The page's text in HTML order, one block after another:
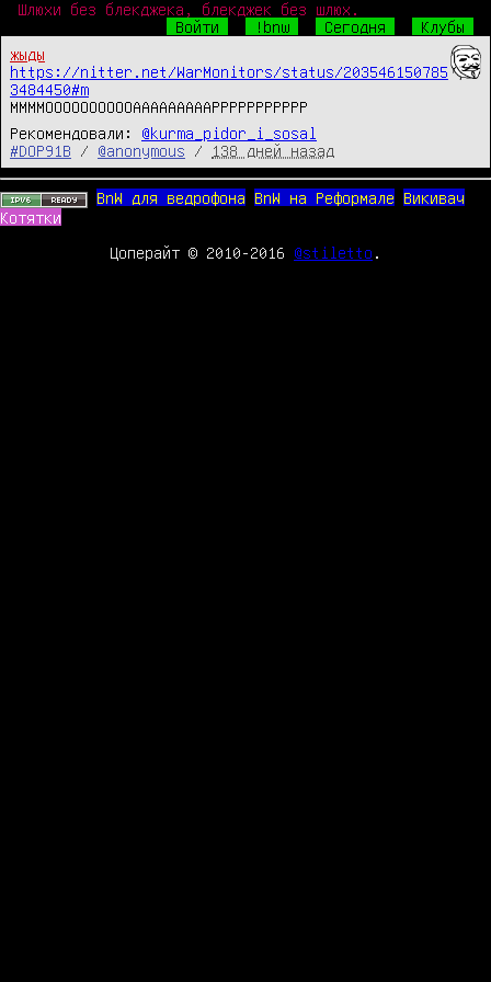
Шлюхи без блекджека, блекджек без шлюх.
Войти
!bnw Сегодня
Клубы
жыды
https://nitter.net/WarMonitors/status/203546150785
3484450#m
ММММООООООООООАААААААААРРРРРРРРРРР
Рекомендовали: @kurma_pidor_i_sosal
#DOP91B
/ @anonymous / 138 дней назад
BnW для ведрофона BnW на Реформале
Викивач
Котятки
Цоперайт © 2010-2016 @stiletto